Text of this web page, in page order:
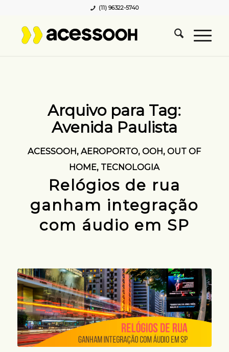
(11) 96322-5740
Arquivo para Tag:
Avenida Paulista
ACESSOOH,AEROPORTO,OOH,OUT OF
HOME, TECNOLOGIA
Relógios de rua
ganham integração
com áudio em SP